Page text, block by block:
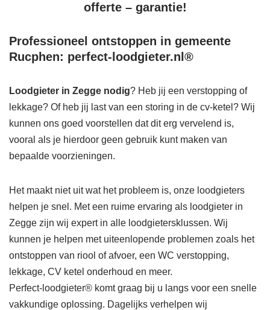
offerte – garantie!
Professioneel ontstoppen in gemeente
Rucphen: perfect-loodgieter.nl®
Loodgieter in Zegge nodig? Heb jij een verstopping of
lekkage? Of heb jij last van een storing in de cv-ketel? Wij
kunnen ons goed voorstellen dat dit erg vervelend is,
vooral als je hierdoor geen gebruik kunt maken van
bepaalde voorzieningen.
Het maakt niet uit wat het probleem is, onze loodgieters
helpen je snel. Met een ruime ervaring als loodgieter in
Zegge zijn wij expert in alle loodgietersklussen. Wij
kunnen je helpen met uiteenlopende problemen zoals het
ontstoppen van riool of afvoer, een WC verstopping,
lekkage, CV ketel onderhoud en meer.
Perfect-loodgieter® komt graag bij u langs voor een snelle
vakkundige oplossing. Dagelijks verhelpen wij